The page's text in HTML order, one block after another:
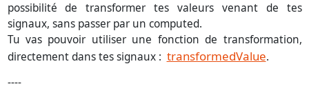
possibilité de transformer tes valeurs venant de tes
signaux, sans passer par un computed.
Tu vas pouvoir utiliser une fonction de transformation,
directement dans tes signaux : transformedValue.
----